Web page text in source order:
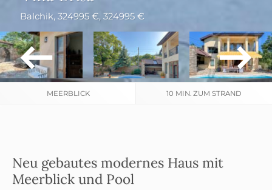
Balchik, 324995 €, 324995 €
MEERBLICK 10 MIN. ZUM STRAND
Neu gebautes modernes Haus mit
Meerblick und Pool